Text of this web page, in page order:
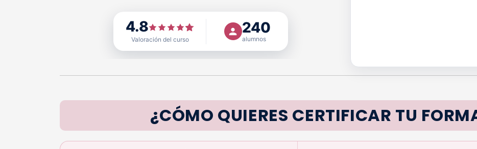
4.8
Valoración del curso
240
alumnos
¿CÓMO QUIERES CERTIFICAR TU